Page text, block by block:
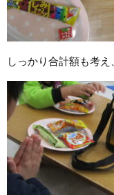
しっかり合計額も考